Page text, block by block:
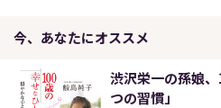
今、あなたにオススメ
渋沢栄一の孫娘
つの習慣」